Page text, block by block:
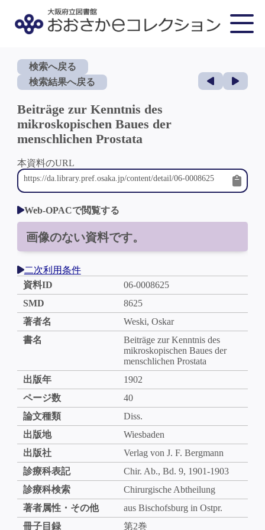
検索へ戻る
検索結果へ戻る
Beiträge zur Kenntnis des
mikroskopischen Baues der
menschlichen Prostata
本資料のURL
Web-OPACで閲覧する
画像のない資料です。
二次利用条件
資料ID
06-0008625
SMD
8625
著者名
Weski, Oskar
書名
Beiträge zur Kenntnis des
mikroskopischen Baues der
menschlichen Prostata
出版年
1902
ページ数
40
論文種類
Diss.
出版地
Wiesbaden
出版社
Verlag von J. F. Bergmann
診療科表記
Chir. Ab., Bd. 9, 1901-1903
診療科検索
Chirurgische Abtheilung
著者属性・その他
aus Bischofsburg in Ostpr.
冊子目録
第2巻